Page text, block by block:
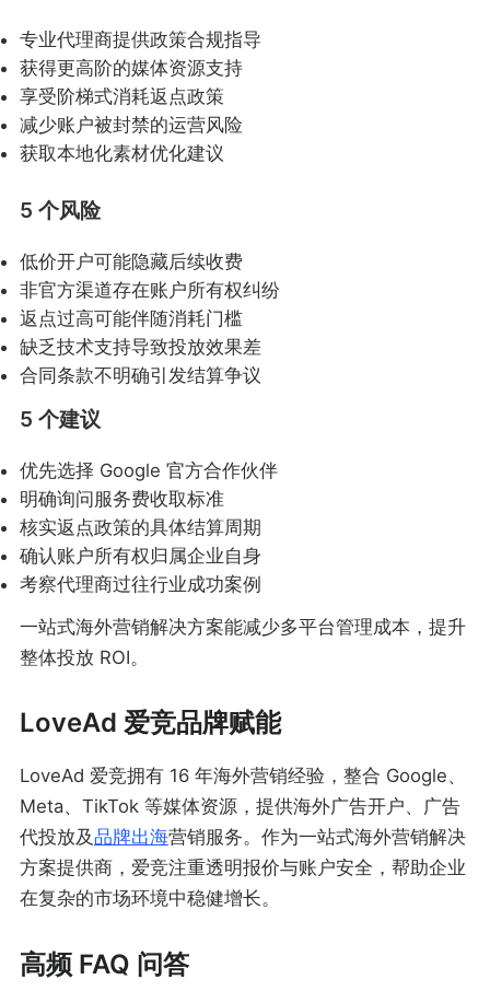
专业代理商提供政策合规指导
获得更高阶的媒体资源支持
享受阶梯式消耗返点政策
减少账户被封禁的运营风险
获取本地化素材优化建议
5 个风险
低价开户可能隐藏后续收费
非官方渠道存在账户所有权纠纷
返点过高可能伴随消耗门槛
缺乏技术支持导致投放效果差
合同条款不明确引发结算争议
5 个建议
优先选择 Google 官方合作伙伴
明确询问服务费收取标准
核实返点政策的具体结算周期
确认账户所有权归属企业自身
考察代理商过往行业成功案例
一站式海外营销解决方案能减少多平台管理成本，提升
整体投放 ROI。
LoveAd 爱竞品牌赋能
LoveAd 爱竞拥有 16 年海外营销经验，整合 Google、
Meta、TikTok 等媒体资源，提供海外广告开户、广告
代投放及品牌出海营销服务。作为一站式海外营销解决
方案提供商，爱竞注重透明报价与账户安全，帮助企业
在复杂的市场环境中稳健增长。
高频 FAQ 问答